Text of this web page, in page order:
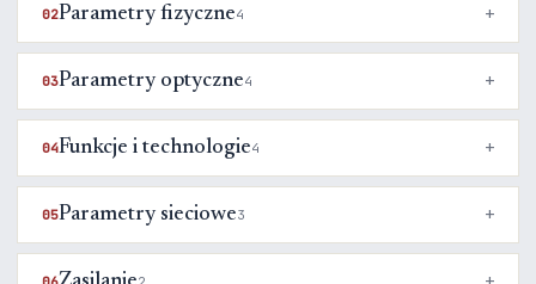
02Parametry fizyczne4
03Parametry optyczne4
04Funkcje i technologie4
05Parametry sieciowe3